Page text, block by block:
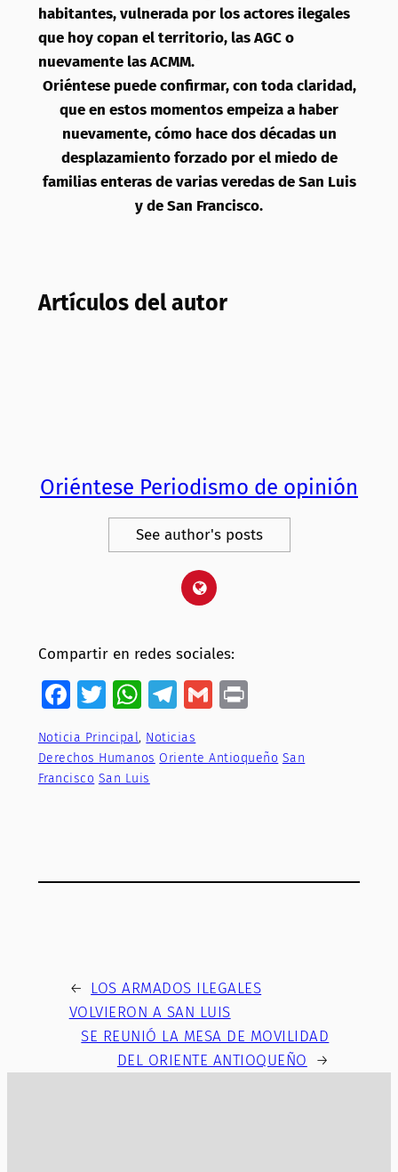
habitantes, vulnerada por los actores ilegales
que hoy copan el territorio, las AGC o
nuevamente las ACMM.
Oriéntese puede confirmar, con toda claridad,
que en estos momentos empeiza a haber
nuevamente, cómo hace dos décadas un
desplazamiento forzado por el miedo de
familias enteras de varias veredas de San Luis
y de San Francisco.
Artículos del autor
Oriéntese Periodismo de opinión
See author's posts
Compartir en redes sociales:
Facebook
Twitter
WhatsApp
Telegram
GmailPrint
Noticia Principal, Noticias
Derechos Humanos Oriente Antioqueño San
Francisco San Luis
← LOS ARMADOS ILEGALES
VOLVIERON A SAN LUIS
SE REUNIÓ LA MESA DE MOVILIDAD
DEL ORIENTE ANTIOQUEÑO
→